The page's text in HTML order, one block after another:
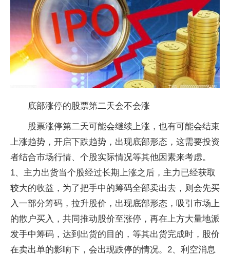
底部涨停的股票第二天会不会涨
股票涨停第二天可能会继续上涨，也有可能会结束
上涨趋势，开启下跌趋势，出现底部形态，这需要投资
者结合市场行情、个股实际情况等其他因素来考虑。
1、主力出货当个股经过长期上涨之后，主力已经获取
较大的收益，为了把手中的筹码全部卖出去，则会先买
入一部分筹码，拉升股价，出现底部形态，吸引市场上
的散户买入，共同推动股价至涨停，再在上方大量地派
发手中筹码，达到出货的目的，等其出货完成时，股价
在卖出单的影响下，会出现跌停的情况。2、利空消息